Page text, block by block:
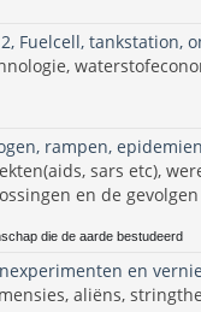
Fuelcell, tankstation,
rampen,
sars etc),
en de
die de aarde bestudeerd
en
aliëns,